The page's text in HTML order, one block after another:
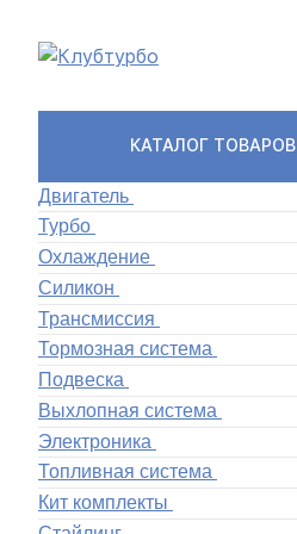
КАТАЛОГ ТОВАРОВ
Двигатель
Турбо
Охлаждение
Силикон
Трансмиссия
Тормозная система
Подвеска
Выхлопная система
Электроника
Топливная система
Кит комплекты